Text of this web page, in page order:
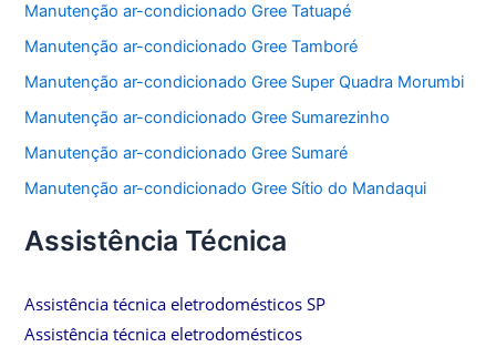
Manutenção ar-condicionado Gree Tatuapé
Manutenção ar-condicionado Gree Tamboré
Manutenção ar-condicionado Gree Super Quadra Morumbi
Manutenção ar-condicionado Gree Sumarezinho
Manutenção ar-condicionado Gree Sumaré
Manutenção ar-condicionado Gree Sítio do Mandaqui
Assistência Técnica
Assistência técnica eletrodomésticos SP
Assistência técnica eletrodomésticos